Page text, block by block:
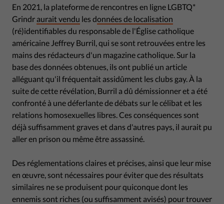
En 2021, la plateforme de rencontres en ligne LGBTQ*
Grindr aurait vendu les données de localisation
(ré)identifiables du responsable de l'Église catholique
américaine Jeffrey Burril, qui se sont retrouvées entre les
mains des rédacteurs d'un magazine catholique. Sur la
base des données obtenues, ils ont publié un article
alléguant qu'il fréquentait assidûment les clubs gay. À la
suite de cette révélation, Burril a dû démissionner et a été
confronté à une déferlante de débats sur le célibat et les
relations homosexuelles libres. Ces conséquences sont
déjà suffisamment graves et dans d'autres pays, il aurait pu
aller en prison ou même être assassiné.
Des réglementations claires et précises, ainsi que leur mise
en œuvre, sont nécessaires pour éviter que des résultats
similaires ne se produisent pour quiconque dont les
ennemis sont riches (ou suffisamment avisés) pour trouver